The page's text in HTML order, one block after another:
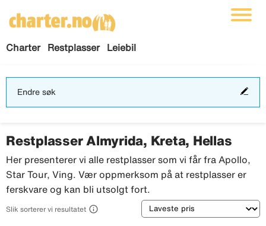
Charter Restplasser Leiebil
Endre søk
Restplasser Almyrida, Kreta, Hellas
Her presenterer vi alle restplasser som vi får fra Apollo,
Star Tour, Ving. Vær oppmerksom på at restplasser er
ferskvare og kan bli utsolgt fort.
Slik sorterer vi resultatet  Sortering